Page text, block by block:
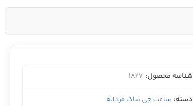
شناسه محصول: 1827
دسته: ساعت جی شاک مردانه